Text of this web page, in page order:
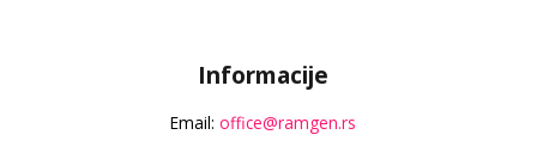
Informacije
Email: office@ramgen.rs